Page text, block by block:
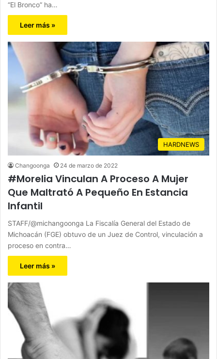
“El Bronco” ha…
Leer más »
HARDNEWS
Changoonga 24 de marzo de 2022
#Morelia Vinculan A Proceso A Mujer
Que Maltrató A Pequeño En Estancia
Infantil
STAFF/@michangoonga La Fiscalía General del Estado de
Michoacán (FGE) obtuvo de un Juez de Control, vinculación a
proceso en contra…
Leer más »